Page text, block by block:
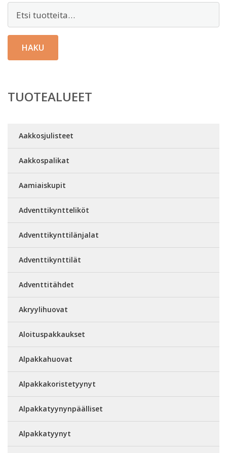
Etsi:
HAKU
TUOTEALUEET
Aakkosjulisteet
Aakkospalikat
Aamiaiskupit
Adventtikyntteliköt
Adventtikynttilänjalat
Adventtikynttilät
Adventtitähdet
Akryylihuovat
Aloituspakkaukset
Alpakkahuovat
Alpakkakoristetyynyt
Alpakkatyynynpäälliset
Alpakkatyynyt